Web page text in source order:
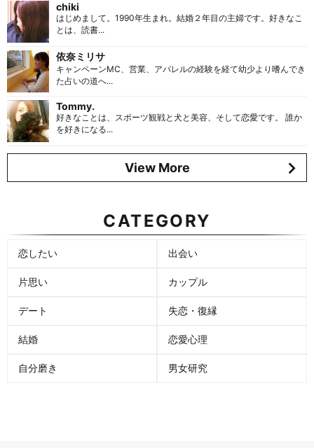
chiki
はじめまして。1990年生まれ。結婚２年目の主婦です。好きなこ
とは、読書...
依奈ミリサ
キャンペーンMC、営業、アパレルの経験を経て幼少より嗜んでき
た占いの道へ...
Tommy.
好きなことは、スポーツ観戦と犬と美容、そして恋愛です。 誰か
を好きになる...
View More
CATEGORY
恋したい 出会い
片思い カップル
デート 失恋・復縁
結婚 恋愛心理
自分磨き 男女研究